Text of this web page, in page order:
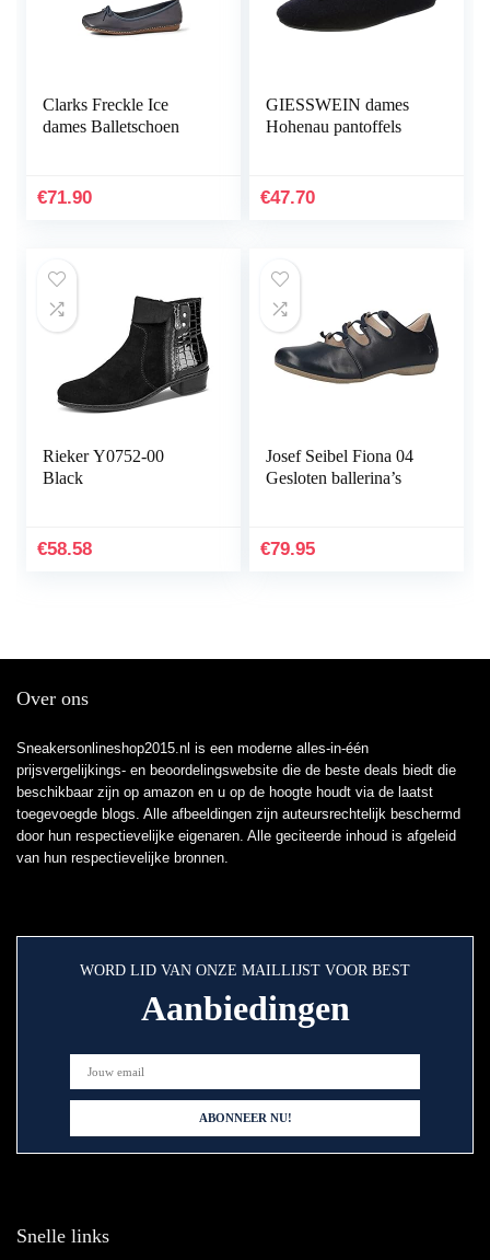
Clarks Freckle Ice
dames Balletschoen
€71.90
GIESSWEIN dames
Hohenau pantoffels
€47.70
Rieker Y0752-00
Black
€58.58
Josef Seibel Fiona 04
Gesloten ballerina’s
€79.95
Over ons
Sneakersonlineshop2015.nl is een moderne alles-in-één
prijsvergelijkings- en beoordelingswebsite die de beste deals biedt die
beschikbaar zijn op amazon en u op de hoogte houdt via de laatst
toegevoegde blogs. Alle afbeeldingen zijn auteursrechtelijk beschermd
door hun respectievelijke eigenaren. Alle geciteerde inhoud is afgeleid
van hun respectievelijke bronnen.
WORD LID VAN ONZE MAILLIJST VOOR BEST
Aanbiedingen
Snelle links